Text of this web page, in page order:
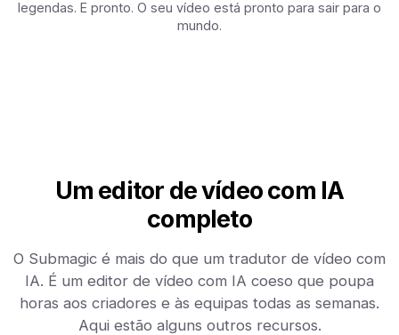
legendas. E pronto. O seu vídeo está pronto para sair para o
mundo.
Um editor de vídeo com IA
completo
O Submagic é mais do que um tradutor de vídeo com
IA. É um editor de vídeo com IA coeso que poupa
horas aos criadores e às equipas todas as semanas.
Aqui estão alguns outros recursos.